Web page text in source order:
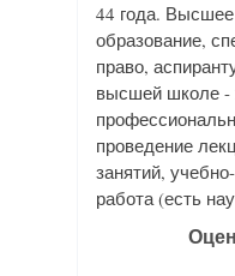
44 года. Высшее
образование,
право,
высшей школе -
проведение
занятий,
работа (есть